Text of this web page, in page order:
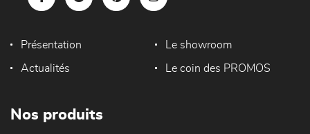
Présentation Le showroom
Actualités Le coin des PROMOS
Nos produits